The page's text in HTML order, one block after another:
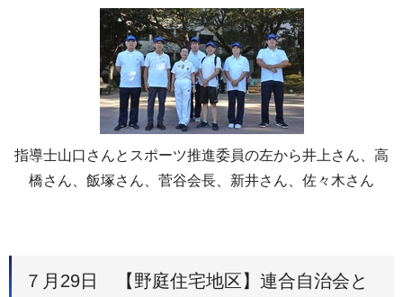
指導士山口さんとスポーツ推進委員の左から井上さん、高
橋さん、飯塚さん、菅谷会長、新井さん、佐々木さん
７月29日 【野庭住宅地区】連合自治会と